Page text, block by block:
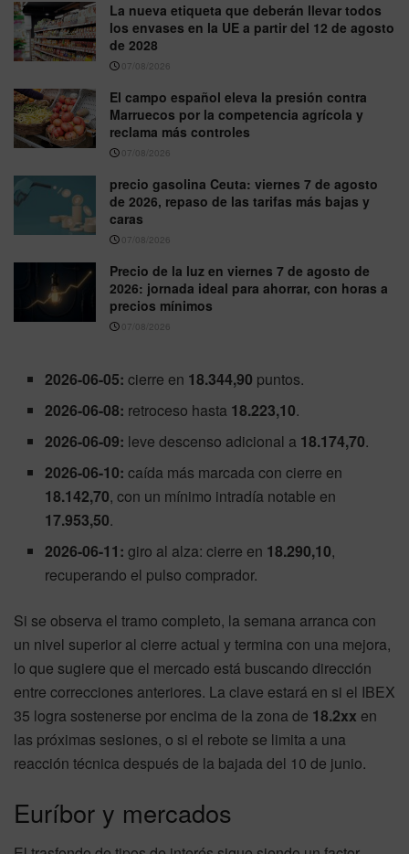
La nueva etiqueta que deberán llevar todos
los envases en la UE a partir del 12 de agosto
de 2028
07/08/2026
El campo español eleva la presión contra
Marruecos por la competencia agrícola y
reclama más controles
07/08/2026
precio gasolina Ceuta: viernes 7 de agosto
de 2026, repaso de las tarifas más bajas y
caras
07/08/2026
Precio de la luz en viernes 7 de agosto de
2026: jornada ideal para ahorrar, con horas a
precios mínimos
07/08/2026
2026-06-05: cierre en 18.344,90 puntos.
2026-06-08: retroceso hasta 18.223,10.
2026-06-09: leve descenso adicional a 18.174,70.
2026-06-10: caída más marcada con cierre en
18.142,70, con un mínimo intradía notable en
17.953,50.
2026-06-11: giro al alza: cierre en 18.290,10,
recuperando el pulso comprador.
Si se observa el tramo completo, la semana arranca con
un nivel superior al cierre actual y termina con una mejora,
lo que sugiere que el mercado está buscando dirección
entre correcciones anteriores. La clave estará en si el IBEX
35 logra sostenerse por encima de la zona de 18.2xx en
las próximas sesiones, o si el rebote se limita a una
reacción técnica después de la bajada del 10 de junio.
Euríbor y mercados